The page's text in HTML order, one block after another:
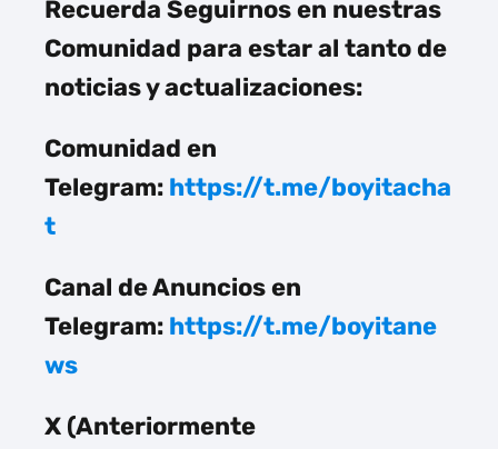
Recuerda Seguirnos en nuestras
Comunidad para estar al tanto de
noticias y actualizaciones:
Comunidad en
Telegram: https://t.me/boyitacha
t
Canal de Anuncios en
Telegram: https://t.me/boyitane
ws
X (Anteriormente